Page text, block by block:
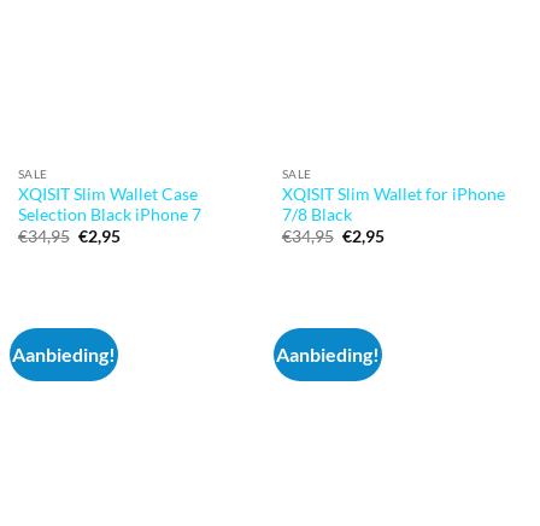
SALE
XQISIT Slim Wallet Case
Selection Black iPhone 7
€34,95 Oorspronkelijke
prijs
€2,95Huidige
SALE
XQISIT Slim Wallet for iPhone
7/8 Black
€34,95 Oorspronkelijke
prijs
€2,95Huidige
Aanbieding! Aanbieding!